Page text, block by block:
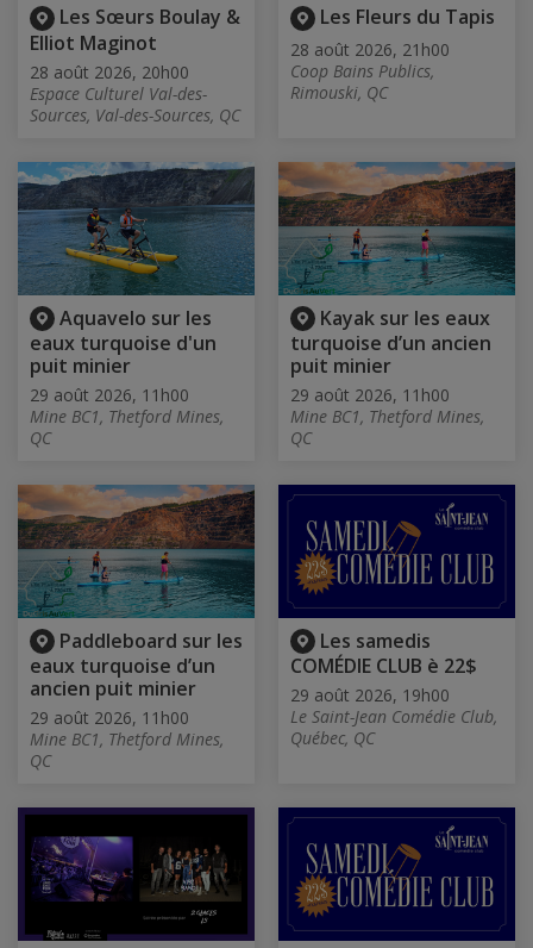
Les Sœurs Boulay &
Elliot Maginot
28 août 2026, 20h00
Espace Culturel Val-des-
Sources, Val-des-Sources, QC
Les Fleurs du Tapis
28 août 2026, 21h00
Coop Bains Publics,
Rimouski, QC
Aquavelo sur les
eaux turquoise d'un
puit minier
29 août 2026, 11h00
Mine BC1, Thetford Mines,
QC
Kayak sur les eaux
turquoise d’un ancien
puit minier
29 août 2026, 11h00
Mine BC1, Thetford Mines,
QC
Paddleboard sur les
eaux turquoise d’un
ancien puit minier
29 août 2026, 11h00
Mine BC1, Thetford Mines,
QC
Les samedis
COMÉDIE CLUB è 22$
29 août 2026, 19h00
Le Saint-Jean Comédie Club,
Québec, QC